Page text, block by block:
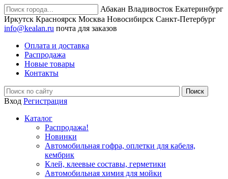
Абакан Владивосток Екатеринбург
Иркутск Красноярск Москва Новосибирск Санкт-Петербург
info@kealan.ru почта для заказов
Оплата и доставка
Распродажа
Новые товары
Контакты
Вход Регистрация
Каталог
Распродажа!
Новинки
Автомобильная гофра, оплетки для кабеля,
кембрик
Клей, клеевые составы, герметики
Автомобильная химия для мойки